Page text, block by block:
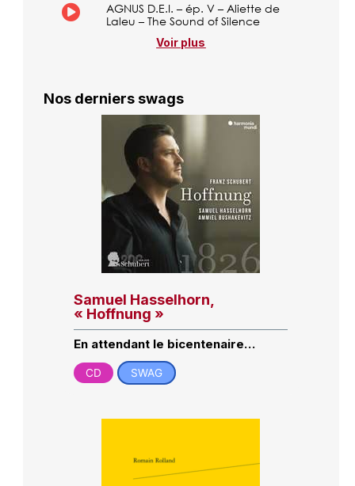
AGNUS D.E.I. – ép. V – Aliette de
Laleu – The Sound of Silence
Voir plus
Nos derniers swags
Samuel Hasselhorn,
« Hoffnung »
En attendant le bicentenaire…
CD SWAG